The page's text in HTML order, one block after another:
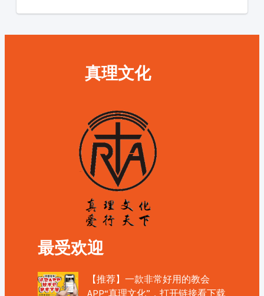
真理文化
最受欢迎
【推荐】一款非常好用的教会
APP“真理文化”，打开链接看下载